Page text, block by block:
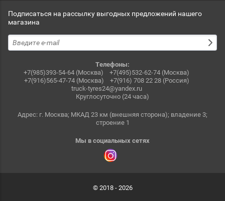
Подписаться на рассылку выгодных предложений нашего
магазина
Телефоны:
+7(985)393-54-64 (Москва)
+7(495)532-62-74 (Москва)
+7(916)565-47-74 (Москва)
+7(916) 708 22 28 (Россия)
truck-tyres24@yandex.ru
Круглосуточно (24 часа)
Адрес: г. Москва; МКАД 23 км (внешняя сторона); владение 3;
строение 1
Мы в социальных сетях
© 2018 - 2026